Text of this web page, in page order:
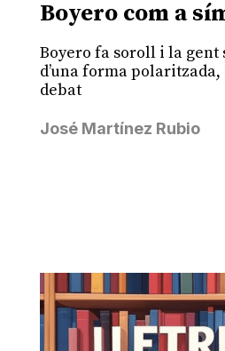
Boyero com a
Boyero fa soroll i la gent
d’una forma polaritzada,
debat
José Martínez Rubio